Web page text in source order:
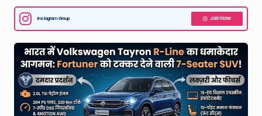
t
e
st
W
e
a
Instagram Group Join Now